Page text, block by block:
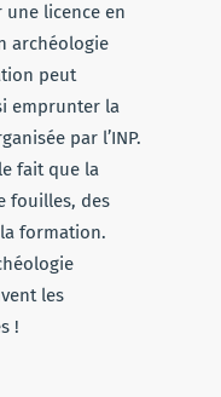
licence en
archéologie
peut
emprunter la
par l’INP.
fait que la
fouilles, des
formation.
les
!